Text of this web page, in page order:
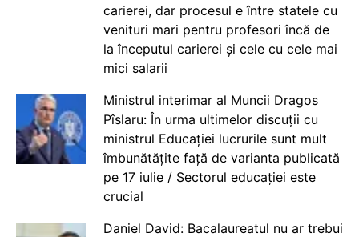
carierei, dar procesul e între statele cu
venituri mari pentru profesori încă de
la începutul carierei și cele cu cele mai
mici salarii
Ministrul interimar al Muncii Dragos
Pîslaru: În urma ultimelor discuții cu
ministrul Educației lucrurile sunt mult
îmbunătățite față de varianta publicată
pe 17 iulie / Sectorul educației este
crucial
Daniel David: Bacalaureatul nu ar trebui